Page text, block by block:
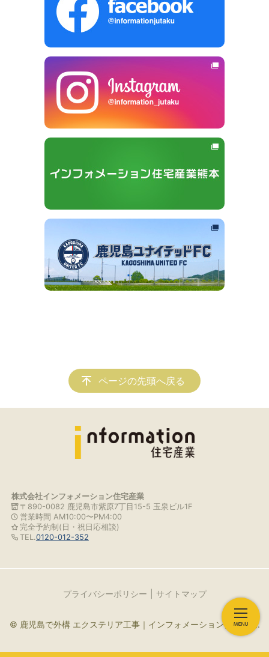
ページの先頭へ戻る
株式会社インフォメーション住宅産業
〒890-0082 鹿児島市紫原7丁目15-5 玉泉ビル1F
営業時間 AM10:00〜PM4:00
完全予約制(日・祝日応相談)
TEL.0120-012-352
プライバシーポリシー サイトマップ
© 鹿児島で外構 エクステリア工事｜インフォメーション住宅産業.